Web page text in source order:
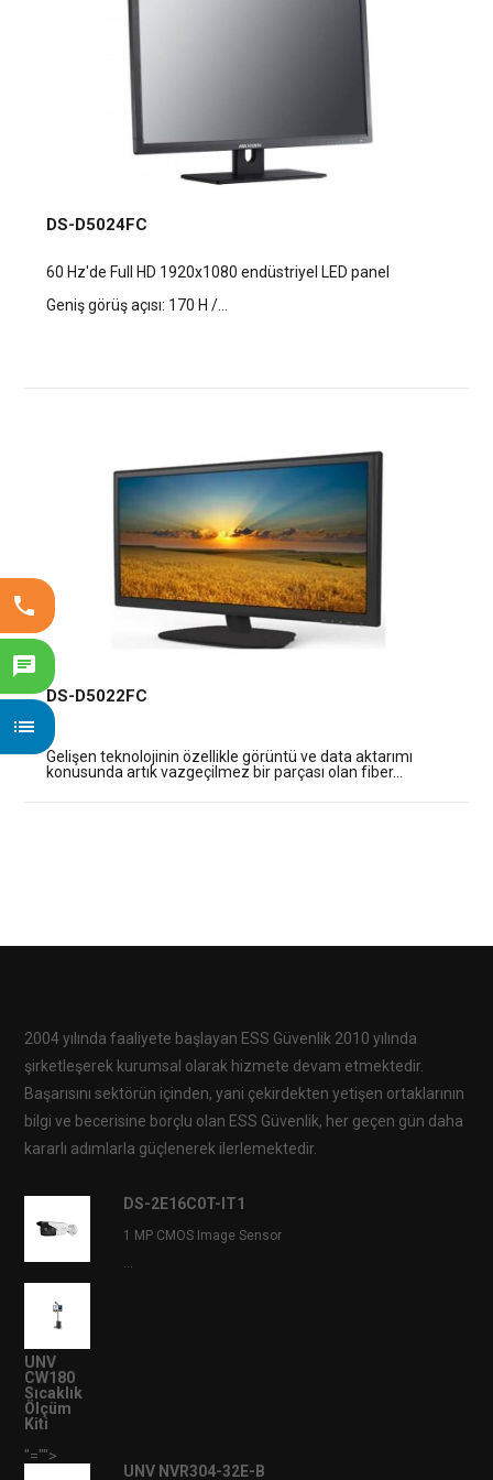
phone
chat
list
DS-D5024FC
60 Hz'de Full HD 1920x1080 endüstriyel LED panel
Geniş görüş açısı: 170 H /...
DS-D5022FC
Gelişen teknolojinin özellikle görüntü ve data aktarımı
konusunda artık vazgeçilmez bir parçası olan fiber...
2004 yılında faaliyete başlayan ESS Güvenlik 2010 yılında
şirketleşerek kurumsal olarak hizmete devam etmektedir.
Başarısını sektörün içinden, yani çekirdekten yetişen ortaklarının
bilgi ve becerisine borçlu olan ESS Güvenlik, her geçen gün daha
kararlı adımlarla güçlenerek ilerlemektedir.
DS-2E16C0T-IT1
1 MP CMOS Image Sensor
...
UNV
CW180
Sıcaklık
Ölçüm
Kiti
"="">
UNV NVR304-32E-B